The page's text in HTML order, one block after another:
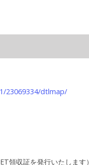
23069334/dtlmap/
領収証を発行いたします）